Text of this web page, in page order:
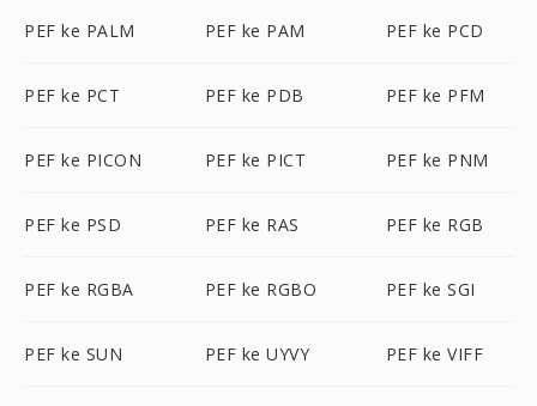
PEF ke PALM PEF ke PAM PEF ke PCD
PEF ke PCT PEF ke PDB PEF ke PFM
PEF ke PICON PEF ke PICT PEF ke PNM
PEF ke PSD PEF ke RAS PEF ke RGB
PEF ke RGBA PEF ke RGBO PEF ke SGI
PEF ke SUN PEF ke UYVY PEF ke VIFF